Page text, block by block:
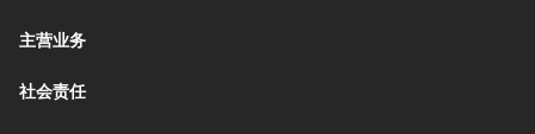
主营业务
社会责任